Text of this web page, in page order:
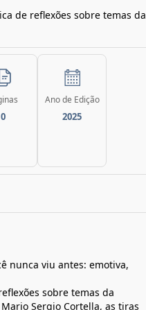
de reflexões sobre temas da
0
Ano de Edição
2025
nunca viu antes: emotiva,
sobre temas da
Sergio Cortella, as tiras